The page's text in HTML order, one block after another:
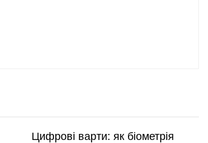
Цифрові варти: як біометрія